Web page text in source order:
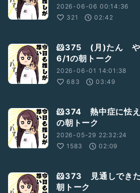
2026-06-06 00:14:36
321
02:42
🐹375 (月)たん や
6/1の朝トーク
2026-06-01 14:01:38
683
03:49
🐹374 熱中症に怯
の朝トーク
2026-05-29 22:32:24
1583
02:09
🐹373 見通しでき
朝トーク